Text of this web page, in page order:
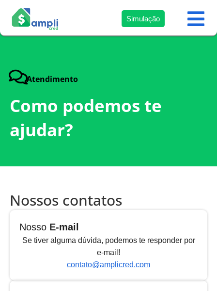
Simulação
Atendimento
Como podemos te
ajudar?
Nossos contatos
Nosso E-mail
Se tiver alguma dúvida, podemos te responder por
e-mail!
contato@amplicred.com